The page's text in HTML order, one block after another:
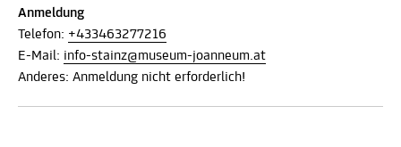
Anmeldung
Telefon: +433463277216
E-Mail: info-stainz@museum-joanneum.at
Anderes: Anmeldung nicht erforderlich!